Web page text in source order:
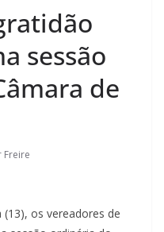
sessão
de
Freire
os vereadores de